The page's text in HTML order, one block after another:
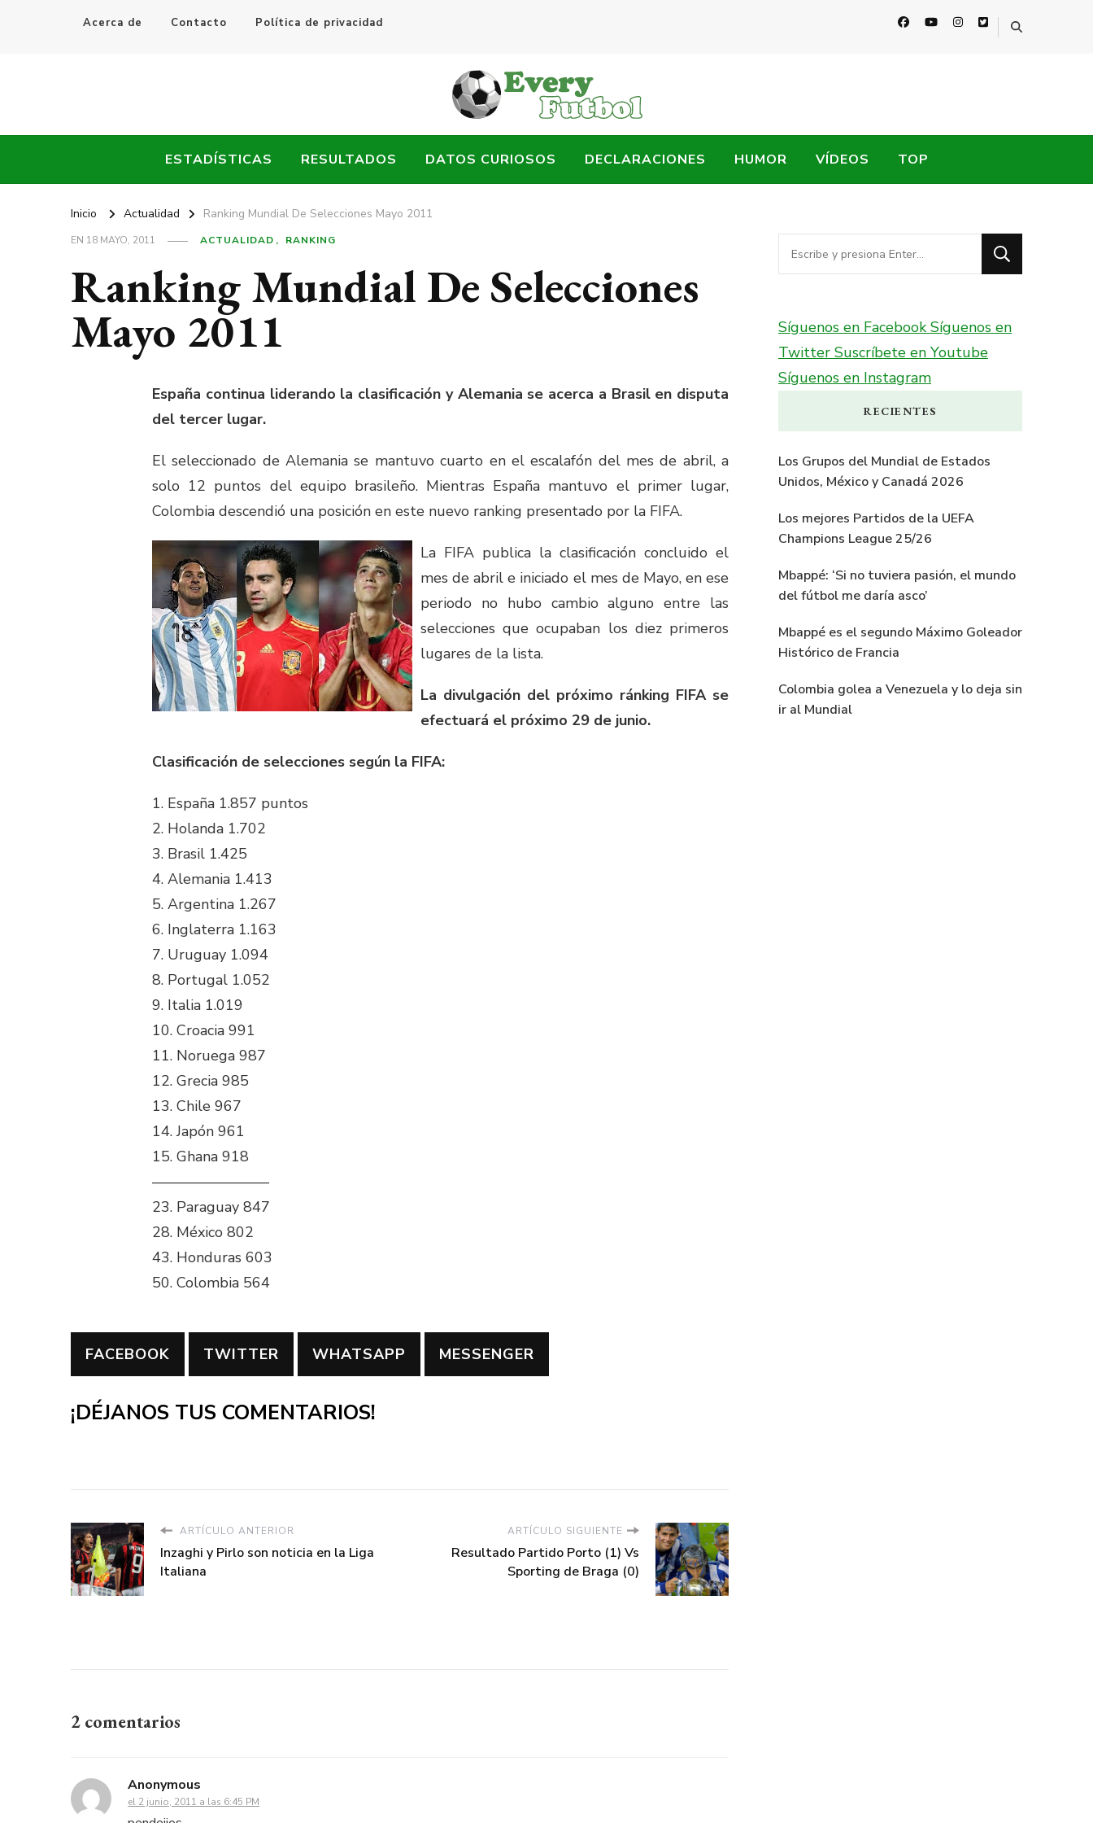
Acerca de Contacto Política de privacidad
Every Fútbol
ESTADÍSTICAS RESULTADOS DATOS CURIOSOS DECLARACIONES HUMOR VÍDEOS TOP
Inicio Actualidad Ranking Mundial De Selecciones Mayo 2011
EN 18 MAYO, 2011 ACTUALIDAD RANKING
Ranking Mundial De Selecciones
Mayo 2011
España continua liderando la clasificación y Alemania se acerca a Brasil en disputa
del tercer lugar.
El seleccionado de Alemania se mantuvo cuarto en el escalafón del mes de abril, a
solo 12 puntos del equipo brasileño. Mientras España mantuvo el primer lugar,
Colombia descendió una posición en este nuevo ranking presentado por la FIFA.
La FIFA publica la clasificación concluido el
mes de abril e iniciado el mes de Mayo, en ese
periodo no hubo cambio alguno entre las
selecciones que ocupaban los diez primeros
lugares de la lista.
La divulgación del próximo ránking FIFA se
efectuará el próximo 29 de junio.
Clasificación de selecciones según la FIFA:
1. España 1.857 puntos
2. Holanda 1.702
3. Brasil 1.425
4. Alemania 1.413
5. Argentina 1.267
6. Inglaterra 1.163
7. Uruguay 1.094
8. Portugal 1.052
9. Italia 1.019
10. Croacia 991
11. Noruega 987
12. Grecia 985
13. Chile 967
14. Japón 961
15. Ghana 918
————————
23. Paraguay 847
28. México 802
43. Honduras 603
50. Colombia 564
FACEBOOK TWITTER WHATSAPP MESSENGER
¡DÉJANOS TUS COMENTARIOS!
ARTÍCULO ANTERIOR
Inzaghi y Pirlo son noticia en la Liga
Italiana
ARTÍCULO SIGUIENTE
Resultado Partido Porto (1) Vs
Sporting de Braga (0)
2 comentarios
Anonymous
el 2 junio, 2011 a las 6:45 PM
¿Buscas
algo?
Síguenos en FacebookSíguenos en
Twitter Suscríbete en Youtube
Síguenos en Instagram
RECIENTES
Los Grupos del Mundial de Estados
Unidos, México y Canadá 2026
Los mejores Partidos de la UEFA
Champions League 25/26
Mbappé: ‘Si no tuviera pasión, el mundo
del fútbol me daría asco’
Mbappé es el segundo Máximo Goleador
Histórico de Francia
Colombia golea a Venezuela y lo deja sin
ir al Mundial